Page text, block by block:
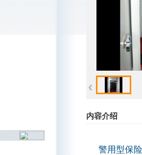
‹
‹
内容介绍
警用型保